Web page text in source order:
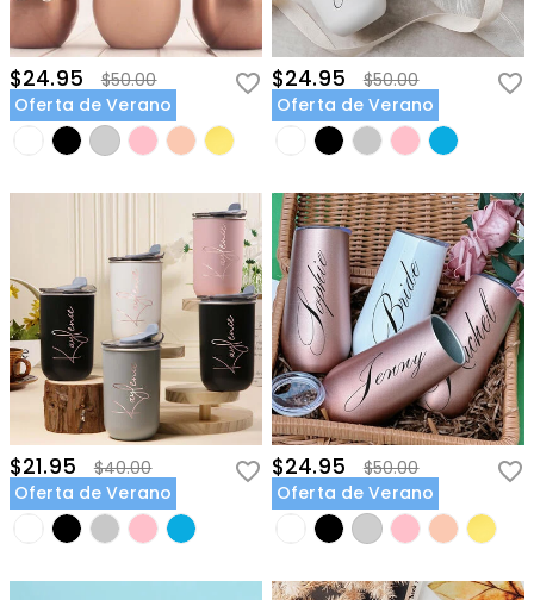
$24.95
$50.00
Oferta de Verano
$24.95
$50.00
Oferta de Verano
$21.95
$40.00
Oferta de Verano
$24.95
$50.00
Oferta de Verano